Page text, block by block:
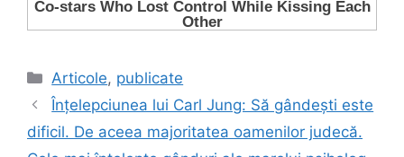
Categorii
Articole, publicate
Înțelepciunea lui Carl Jung: Să gândeşti este
dificil. De aceea majoritatea oamenilor judecă.